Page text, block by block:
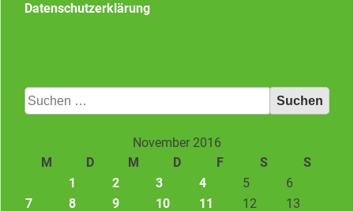
Datenschutzerklärung
Suchen
nach:
November 2016
M
D M D F S
S
1
2 3 4 5
6
7
8 9 10 11 12 13